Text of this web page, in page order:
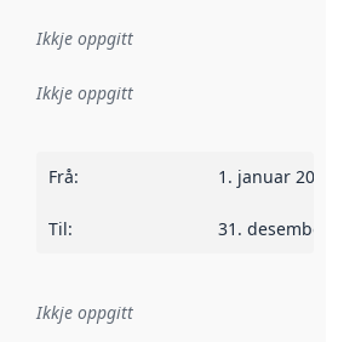
Ikkje oppgitt
Ikkje oppgitt
Frå: 1. januar 2015
Til: 31. desember
Referanse til ei implementeringsregel eller
Ikkje oppgitt